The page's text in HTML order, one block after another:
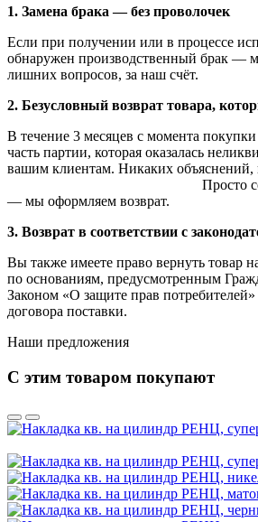
1. Замена брака — без проволочек
Если при получении или в процессе
обнаружен производственный брак —
лишних вопросов, за наш счёт.
2. Безусловный возврат товара,
В течение 3 месяцев с момента
часть партии, которая оказалась
вашим клиентам. Никаких
Просто сообщаете
— мы оформляем возврат.
3. Возврат в соответствии с
Вы также имеете право вернуть товар
по основаниям, предусмотренным
Законом «О защите прав
договора поставки.
Наши предложения
С этим товаром покупают